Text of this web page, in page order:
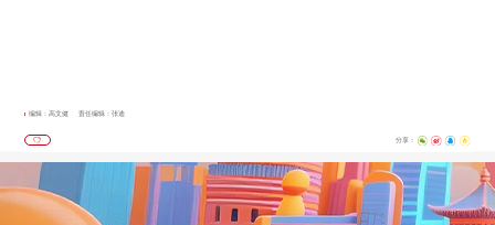
编辑：高文健 责任编辑：张迪
分享：